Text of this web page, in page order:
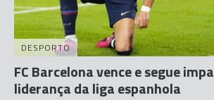
DESPORTO
FC Barcelona vence e segue
liderança da liga espanhola